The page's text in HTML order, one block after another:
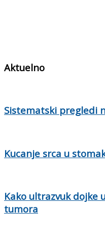
Aktuelno
Sistematski pregledi
Kucanje srca u
Kako ultrazvuk dojke
tumora